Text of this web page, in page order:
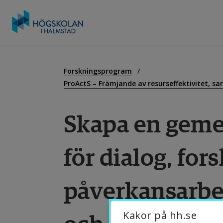
Forskningsprogram
ProActS – Främjande av resurseffektivitet,
Skapa en
för dialog,
Kakor på hh.se